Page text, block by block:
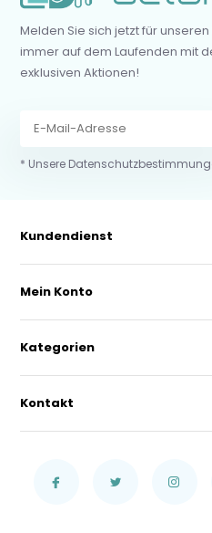
Melden Sie sich jetzt für
immer auf dem Laufenden mit
exklusiven Aktionen!
* Unsere
Kundendienst
Mein Konto
Kategorien
Kontakt